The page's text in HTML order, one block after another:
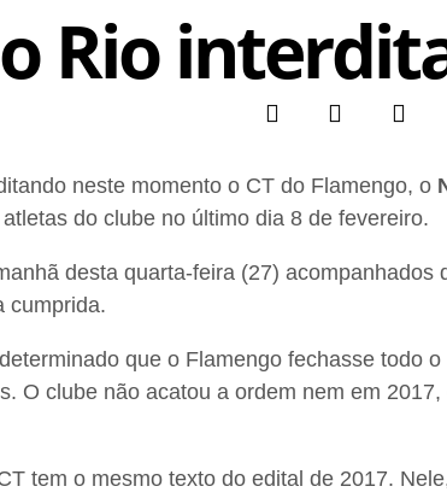
Rio
neste momento o CT do Flamengo, o
do clube no último dia 8 de fevereiro.
desta quarta-feira (27) acompanhados
cumprida.
que o Flamengo fechasse todo o
O clube não acatou a ordem nem em 2017,
tem o mesmo texto do edital de 2017.